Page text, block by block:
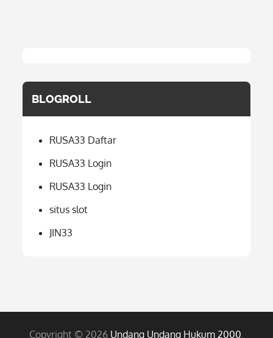
BLOGROLL
RUSA33 Daftar
RUSA33 Login
RUSA33 Login
situs slot
JIN33
Copyright © 2026 Undang Undang Hukum 2000.